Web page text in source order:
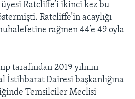
Ratcliffe’i ikinci kez bu
Ratcliffe’in adaylığı
rağmen 44’e 49 oyla
tarafından 2019 yılının
İstihbarat Dairesi başkanlığına
Temsilciler Meclisi